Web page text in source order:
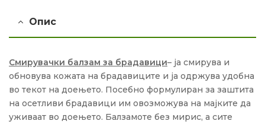
Опис
Смирувачки балзам за брадавици– ја смирува и
обновува кожата на брадавиците и ја одржува удобна
во текот на доењето. Посебно формулиран за заштита
на осетливи брадавици им овозможува на мајките да
уживаат во доењето. Балзамоте без мирис, а сите